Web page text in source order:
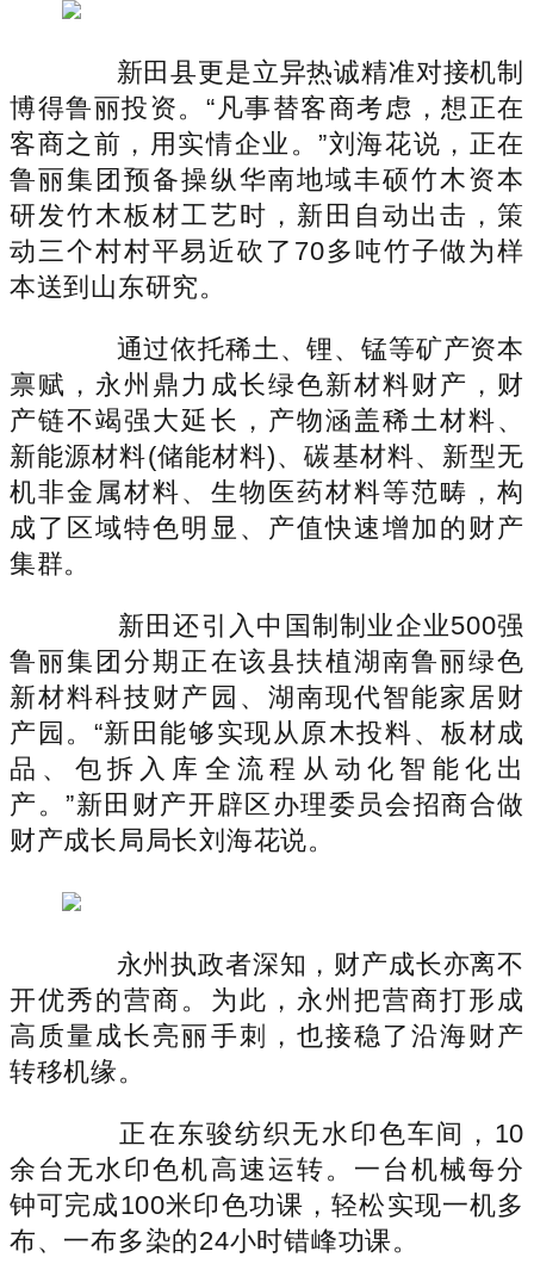
新田县更是立异热诚精准对接机制
博得鲁丽投资。“凡事替客商考虑，想正在
客商之前，用实情企业。”刘海花说，正在
鲁丽集团预备操纵华南地域丰硕竹木资本
研发竹木板材工艺时，新田自动出击，策
动三个村村平易近砍了70多吨竹子做为样
本送到山东研究。
通过依托稀土、锂、锰等矿产资本
禀赋，永州鼎力成长绿色新材料财产，财
产链不竭强大延长，产物涵盖稀土材料、
新能源材料(储能材料)、碳基材料、新型无
机非金属材料、生物医药材料等范畴，构
成了区域特色明显、产值快速增加的财产
集群。
新田还引入中国制制业企业500强
鲁丽集团分期正在该县扶植湖南鲁丽绿色
新材料科技财产园、湖南现代智能家居财
产园。“新田能够实现从原木投料、板材成
品、包拆入库全流程从动化智能化出
产。”新田财产开辟区办理委员会招商合做
财产成长局局长刘海花说。
永州执政者深知，财产成长亦离不
开优秀的营商。为此，永州把营商打形成
高质量成长亮丽手刺，也接稳了沿海财产
转移机缘。
正在东骏纺织无水印色车间，10
余台无水印色机高速运转。一台机械每分
钟可完成100米印色功课，轻松实现一机多
布、一布多染的24小时错峰功课。